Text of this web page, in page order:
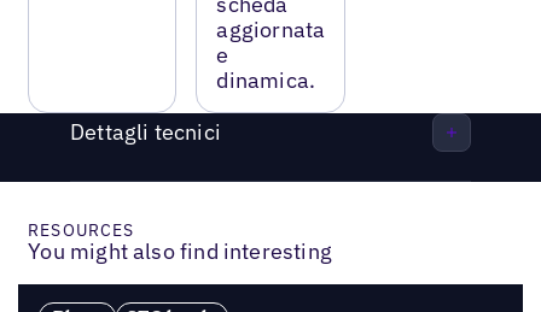
aggiornata
e
dinamica.
Dettagli tecnici
RESOURCES
You might also find interesting